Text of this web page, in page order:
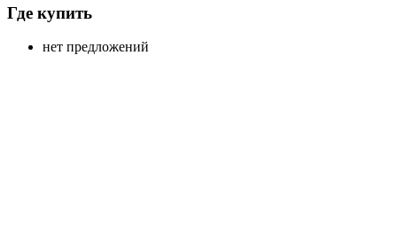
Где купить
нет предложений